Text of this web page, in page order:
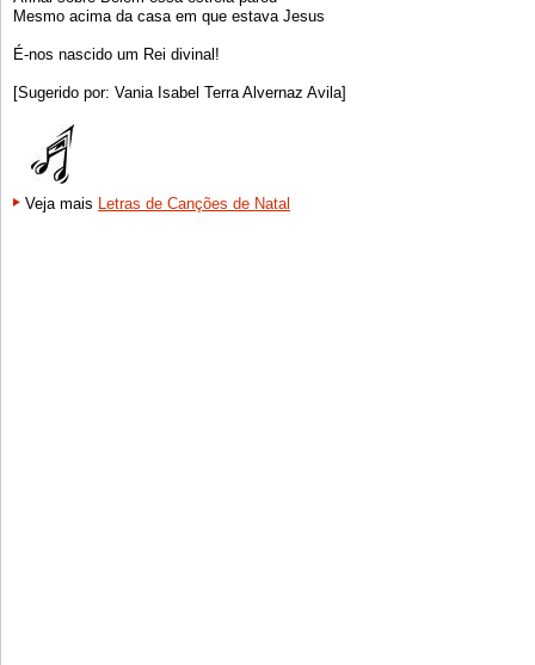
Mesmo acima da casa em que estava Jesus
É-nos nascido um Rei divinal!
[Sugerido por: Vania Isabel Terra Alvernaz Avila]
Veja mais Letras de Canções de Natal